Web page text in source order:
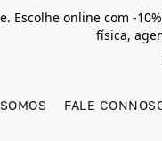
Escolhe online com -
física,
FALE